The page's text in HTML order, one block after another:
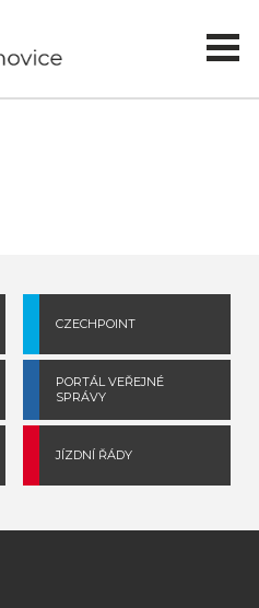
CZECHPOINT
PORTÁL VEŘEJNÉ
SPRÁVY
JÍZDNÍ ŘÁDY